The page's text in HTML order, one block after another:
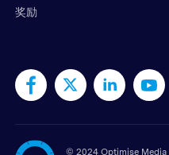
奖励
© 2024 Optimise